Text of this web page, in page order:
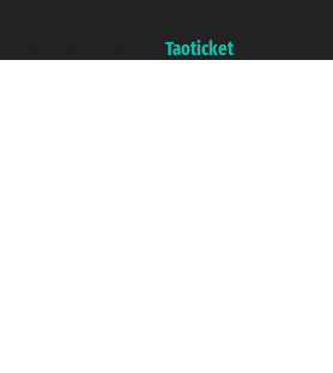
Taoticket